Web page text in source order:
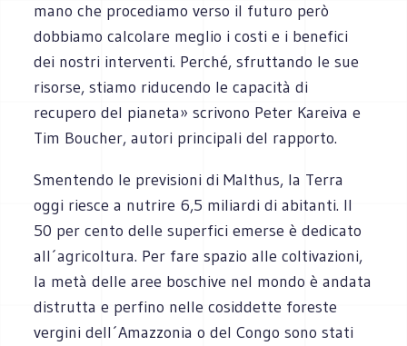
mano che procediamo verso il futuro però
dobbiamo calcolare meglio i costi e i benefici
dei nostri interventi. Perché, sfruttando le sue
risorse, stiamo riducendo le capacità di
recupero del pianeta» scrivono Peter Kareiva e
Tim Boucher, autori principali del rapporto.
Smentendo le previsioni di Malthus, la Terra
oggi riesce a nutrire 6,5 miliardi di abitanti. Il
50 per cento delle superfici emerse è dedicato
all´agricoltura. Per fare spazio alle coltivazioni,
la metà delle aree boschive nel mondo è andata
distrutta e perfino nelle cosiddette foreste
vergini dell´Amazzonia o del Congo sono stati